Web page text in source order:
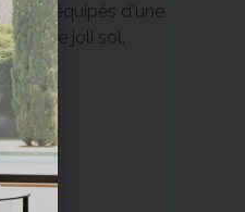
sont équipés d'une
votre joli sol.